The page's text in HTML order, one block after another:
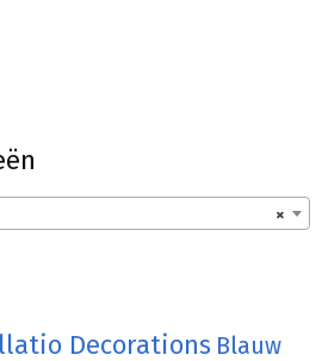
×
Decorations Blauw